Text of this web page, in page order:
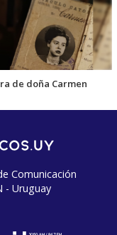
de doña Carmen
Comunicación
- Uruguay